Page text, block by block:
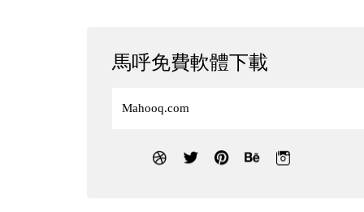
馬呼免費軟體下載
Mahooq.com